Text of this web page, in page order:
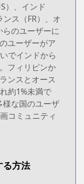
）、インド
ンス（FR）、オ
のユーザーに
ユーザーがア
でインドから
フィリピンか
ンスとオース
約1%未満で
な国のユーザ
コミュニティ
方法